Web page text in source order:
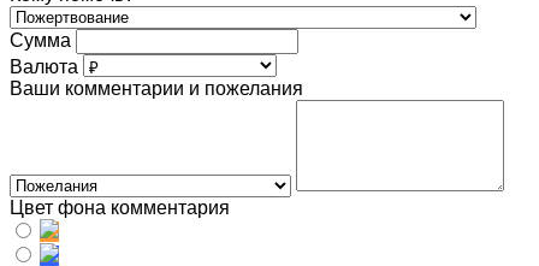
Сумма
Валюта
Ваши комментарии и пожелания
Цвет фона комментария